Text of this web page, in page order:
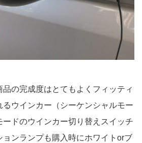
の完成度はとてもよくフィッティ
るウインカー（シーケンシャルモー
ードのウインカー切り替えスイッチ
ョンランプも購入時にホワイトorブ